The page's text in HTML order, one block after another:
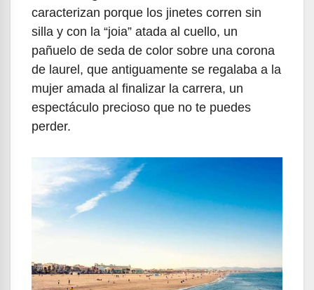
caracterizan porque los jinetes corren sin
silla y con la “joia” atada al cuello, un
pañuelo de seda de color sobre una corona
de laurel, que antiguamente se regalaba a la
mujer amada al finalizar la carrera, un
espectáculo precioso que no te puedes
perder.